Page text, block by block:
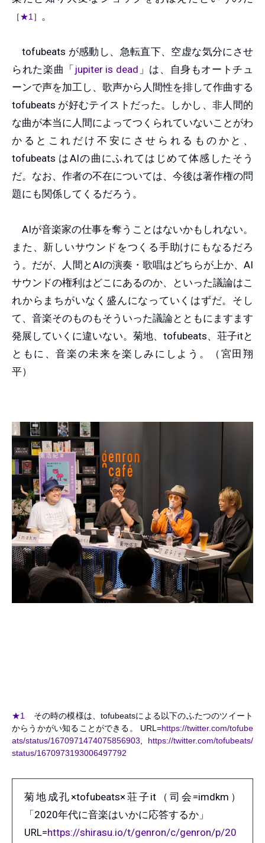
［ ★1 ］ 。
tofubeats が感動し、急転直下、空虚な気分にさせ
られた楽曲「 jupiter is dead 」は、自身もオートチュ
ーンで声を加工し、歌声から人間性を排して作曲する
tofubeats が好むテイストだった。しかし、非人間的
な曲が本当に人間によってつくられていないことがわ
かるとこれだけ不安にさせられるものかと、
tofubeats はAIの曲にふれてはじめて体感したそう
だ。なお、作者の不在については、今後は著作権の問
題にも関係してくるだろう。
AIが音楽家の仕事を奪うことはないかもしれない。
また、新しいサウンドをつくる手助けにもなるだろ
う。だが、人間とAIの演奏・歌唱はどちらが上か、AI
サウンドの権利はどこにあるのか、といった議論はこ
れからまちがいなく盛んになっていくはずだ。そし
て、音楽そのものもそういった議論とともにますます
発展していくに違いない。菊地、tofubeats、荘子itと
ともに、音楽の未来を楽しみにしよう。（宮田翔
平）
★1
その時の模様は、tofubeatsによる以下のふたつのツイート
からうかがい知ることができる。 URL=https://twitter.com/tofube
ats/status/1670971474075856903
https://twitter.com/tofubeats/
status/1670973193006497792
菊地成孔×tofubeats×荘子it（司会=imdkm）
「2020年代に音楽はいかに応答するか」
URL=https://shirasu.io/t/genron/c/genron/p/20